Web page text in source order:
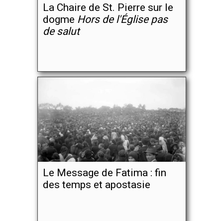
La Chaire de St. Pierre sur le
dogme Hors de l'Église pas
de salut
Le Message de Fatima : fin
des temps et apostasie